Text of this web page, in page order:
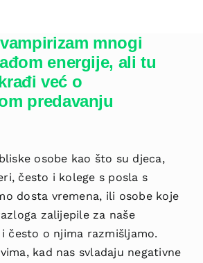
mnogi
energije, ali tu
već o
predavanju
osobe kao što su djeca,
često i kolege s posla s
dosta vremena, ili osobe koje
zalijepile za naše
često o njima razmišljamo.
kad nas svladaju negativne